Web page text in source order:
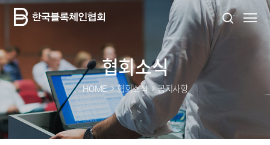
협회소식
HOME 협회소식 공지사항